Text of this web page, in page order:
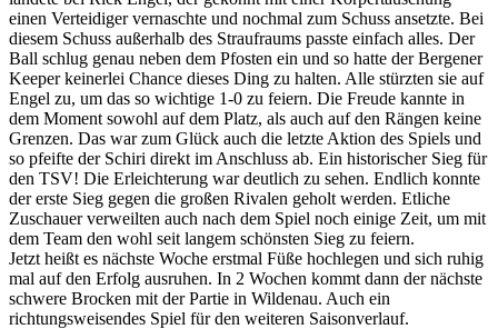
einen Verteidiger vernaschte und nochmal zum Schuss ansetzte. Bei
diesem Schuss außerhalb des Straufraums passte einfach alles. Der
Ball schlug genau neben dem Pfosten ein und so hatte der Bergener
Keeper keinerlei Chance dieses Ding zu halten. Alle stürzten sie auf
Engel zu, um das so wichtige 1-0 zu feiern. Die Freude kannte in
dem Moment sowohl auf dem Platz, als auch auf den Rängen keine
Grenzen. Das war zum Glück auch die letzte Aktion des Spiels und
so pfeifte der Schiri direkt im Anschluss ab. Ein historischer Sieg für
den TSV! Die Erleichterung war deutlich zu sehen. Endlich konnte
der erste Sieg gegen die großen Rivalen geholt werden. Etliche
Zuschauer verweilten auch nach dem Spiel noch einige Zeit, um mit
dem Team den wohl seit langem schönsten Sieg zu feiern.
Jetzt heißt es nächste Woche erstmal Füße hochlegen und sich ruhig
mal auf den Erfolg ausruhen. In 2 Wochen kommt dann der nächste
schwere Brocken mit der Partie in Wildenau. Auch ein
richtungsweisendes Spiel für den weiteren Saisonverlauf.